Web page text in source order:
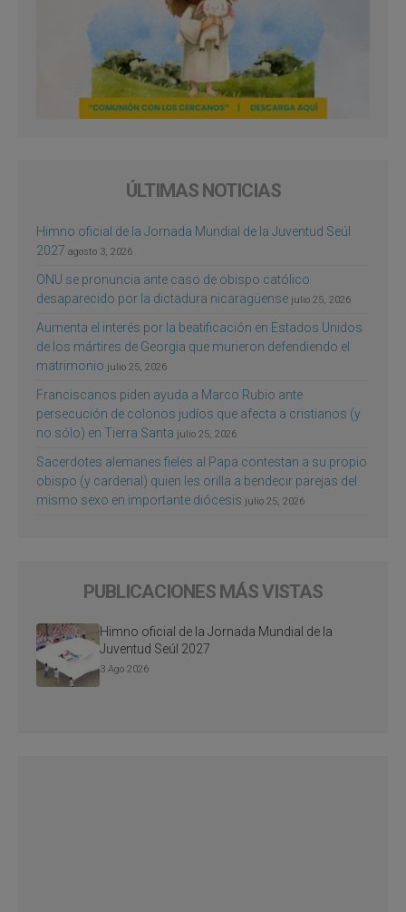
ÚLTIMAS NOTICIAS
Himno oficial de la Jornada Mundial de la Juventud Seúl
2027 agosto 3, 2026
ONU se pronuncia ante caso de obispo católico
desaparecido por la dictadura nicaragüense julio 25, 2026
Aumenta el interés por la beatificación en Estados Unidos
de los mártires de Georgia que murieron defendiendo el
matrimonio julio 25, 2026
Franciscanos piden ayuda a Marco Rubio ante
persecución de colonos judíos que afecta a cristianos (y
no sólo) en Tierra Santa julio 25, 2026
Sacerdotes alemanes fieles al Papa contestan a su propio
obispo (y cardenal) quien les orilla a bendecir parejas del
mismo sexo en importante diócesis julio 25, 2026
PUBLICACIONES MÁS VISTAS
Himno oficial de la Jornada Mundial de la
Juventud Seúl 2027
3 Ago 2026